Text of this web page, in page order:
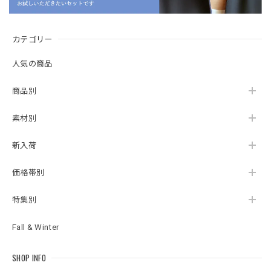
カテゴリー
人気の商品
商品別
素材別
新入荷
価格帯別
特集別
Fall & Winter
SHOP INFO